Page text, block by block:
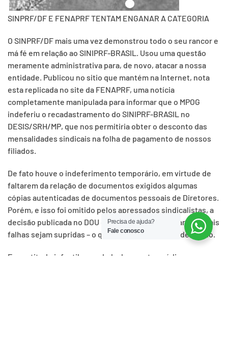
SINPRF/DF E FENAPRF TENTAM ENGANAR A CATEGORIA
O SINPRF/DF mais uma vez demonstrou todo o seu rancor e
má fé em relação ao SINIPRF-BRASIL. Usou uma questão
meramente administrativa para, de novo, atacar a nossa
entidade. Publicou no sitio que mantém na Internet, nota
esta replicada no site da FENAPRF, uma notícia
completamente manipulada para informar que o MPOG
indeferiu o recadastramento do SINIPRF-BRASIL no
DESIS/SRH/MP, que nos permitiria obter o desconto das
mensalidades sindicais na folha de pagamento de nossos
filiados.
De fato houve o indeferimento temporário, em virtude de
faltarem da relação de documentos exigidos algumas
cópias autenticadas de documentos pessoais de Diretores.
Porém, e isso foi omitido pelos apressados sindicalistas, a
decisão publicada no DOU em 15/08 abre prazo para que tais
falhas sejam supridas – o que já está sendo providenciado.
Essa atitude infantil e açodada demonstra o ódio que
Precisa de ajuda?
Fale conosco